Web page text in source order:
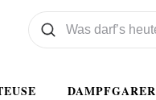
DAMPFGARER
Was wollen Sie suchen
Suchen